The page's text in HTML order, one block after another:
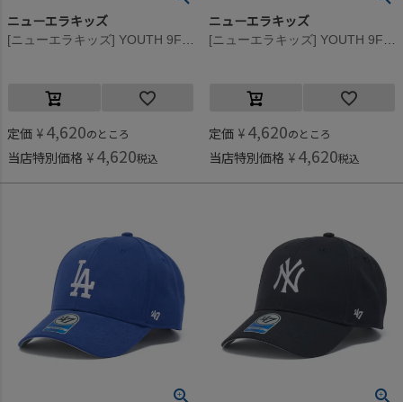
ニューエラキッズ
定価 ¥ 4,620のところ
当店特別価格 ¥ 4,620税込
ニューエラキッズ
定価 ¥ 4,620のところ
当店特別価格 ¥ 4,620税込